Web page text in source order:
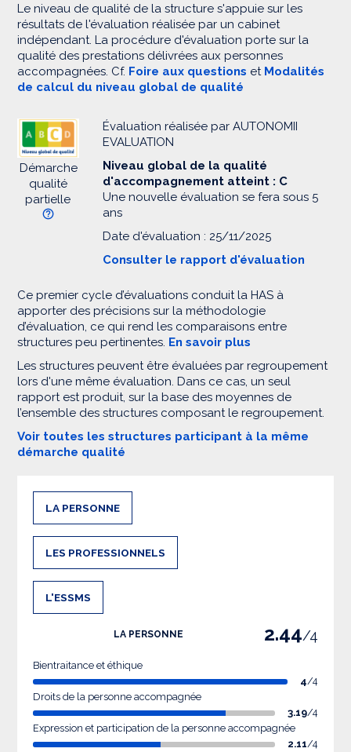
Le niveau de qualité de la structure s'appuie sur les
résultats de l'évaluation réalisée par un cabinet
indépendant. La procédure d'évaluation porte sur la
qualité des prestations délivrées aux personnes
accompagnées. Cf. Foire aux questions et Modalités
de calcul du niveau global de qualité
Démarche
qualité
partielle
Évaluation réalisée par AUTONOMII
EVALUATION
Niveau global de la qualité
d'accompagnement atteint : C
Une nouvelle évaluation se fera sous 5
ans
Date d'évaluation : 25/11/2025
Consulter le rapport d'évaluation
Ce premier cycle d’évaluations conduit la HAS à
apporter des précisions sur la méthodologie
d’évaluation, ce qui rend les comparaisons entre
structures peu pertinentes. En savoir plus
Les structures peuvent être évaluées par regroupement
lors d'une même évaluation. Dans ce cas, un seul
rapport est produit, sur la base des moyennes de
l’ensemble des structures composant le regroupement.
Voir toutes les structures participant à la même
démarche qualité
LA PERSONNE
LES PROFESSIONNELS
L'ESSMS
LA PERSONNE 2.44/4
Bientraitance et éthique
4/4
Droits de la personne accompagnée
3.19/4
Expression et participation de la personne accompagnée
2.11/4